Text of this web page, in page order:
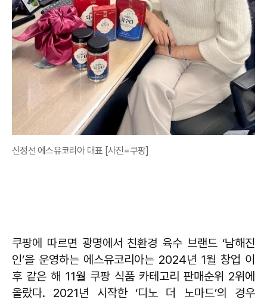
신정선 에스유코리아 대표 [사진=쿠팡]
쿠팡에 따르면 광명에서 친환경 육수 브랜드 ‘남해진
인’을 운영하는 에스유코리아는 2024년 1월 창업 이
후 같은 해 11월 쿠팡 식품 카테고리 판매순위 2위에
올랐다. 2021년 시작한 ‘디노 더 노마드’의 경우